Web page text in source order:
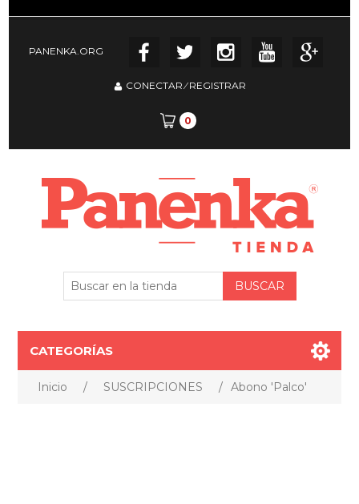
PANENKA.ORG
CONECTAR⁄REGISTRAR
0
CATEGORÍAS
Inicio / SUSCRIPCIONES / Abono 'Palco'